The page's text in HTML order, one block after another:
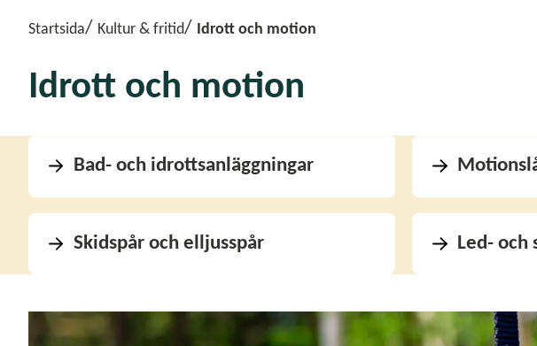
Startsida Kultur & fritid Idrott och motion
Idrott och motion
Bad- och idrottsanläggningar
Skidspår och elljusspår Led- och